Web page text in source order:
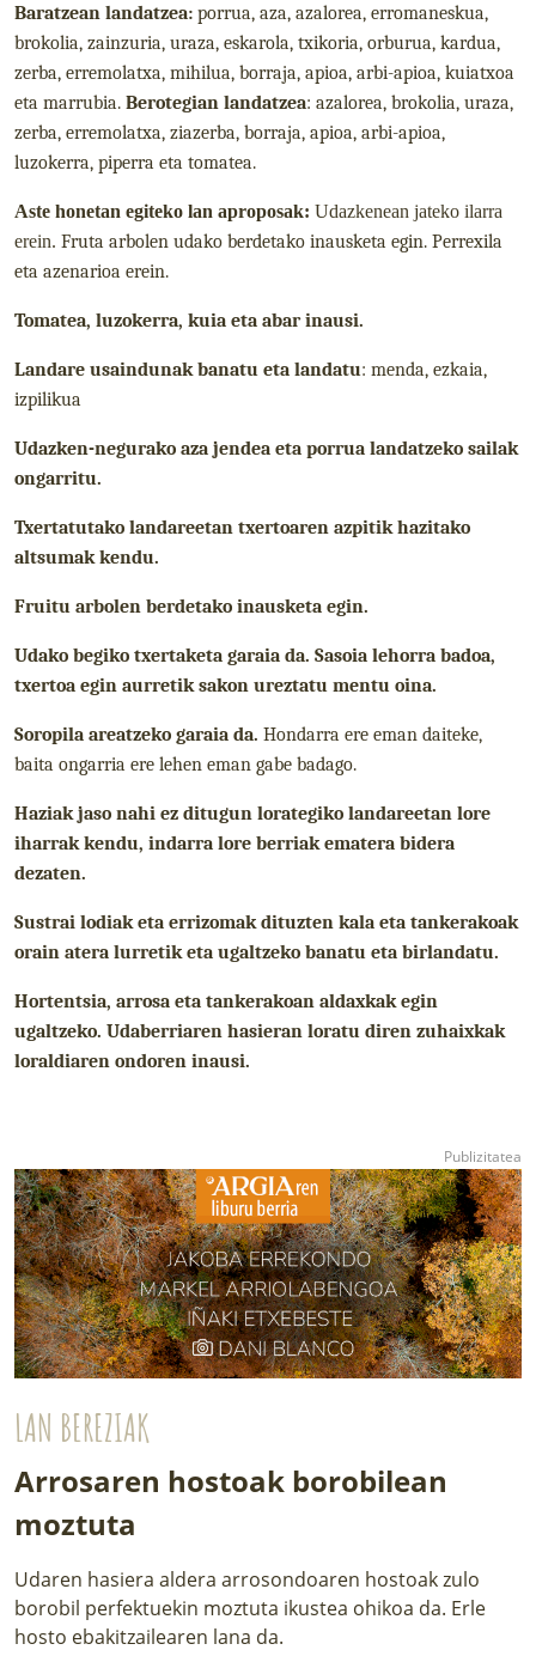
Baratzean landatzea: porrua, aza, azalorea, erromaneskua,
brokolia, zainzuria, uraza, eskarola, txikoria, orburua, kardua,
zerba, erremolatxa, mihilua, borraja, apioa, arbi-apioa, kuiatxoa
eta marrubia. Berotegian landatzea: azalorea, brokolia, uraza,
zerba, erremolatxa, ziazerba, borraja, apioa, arbi-apioa,
luzokerra, piperra eta tomatea.
Aste honetan egiteko lan aproposak: Udazkenean jateko ilarra
erein. Fruta arbolen udako berdetako inausketa egin. Perrexila
eta azenarioa erein.
Tomatea, luzokerra, kuia eta abar inausi.
Landare usaindunak banatu eta landatu: menda, ezkaia,
izpilikua
Udazken-negurako aza jendea eta porrua landatzeko sailak
ongarritu.
Txertatutako landareetan txertoaren azpitik hazitako
altsumak kendu.
Fruitu arbolen berdetako inausketa egin.
Udako begiko txertaketa garaia da. Sasoia lehorra badoa,
txertoa egin aurretik sakon ureztatu mentu oina.
Soropila areatzeko garaia da. Hondarra ere eman daiteke,
baita ongarria ere lehen eman gabe badago.
Haziak jaso nahi ez ditugun lorategiko landareetan lore
iharrak kendu, indarra lore berriak ematera bidera
dezaten.
Sustrai lodiak eta errizomak dituzten kala eta tankerakoak
orain atera lurretik eta ugaltzeko banatu eta birlandatu.
Hortentsia, arrosa eta tankerakoan aldaxkak egin
ugaltzeko. Udaberriaren hasieran loratu diren zuhaixkak
loraldiaren ondoren inausi.
LAN BEREZIAK
Arrosaren hostoak borobilean
moztuta
Udaren hasiera aldera arrosondoaren hostoak zulo
borobil perfektuekin moztuta ikustea ohikoa da. Erle
hosto ebakitzailearen lana da.